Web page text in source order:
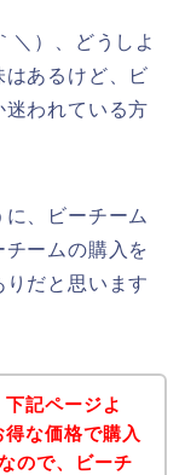
＼）、どうしよ
はあるけど、ビ
われている方
、ビーチーム
ームの購入を
だと思います
記ページよ
な価格で購入
ので、ビーチ